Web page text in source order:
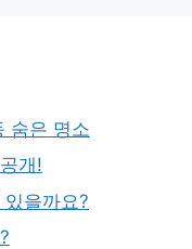
숨은 명소
개!
을까요?